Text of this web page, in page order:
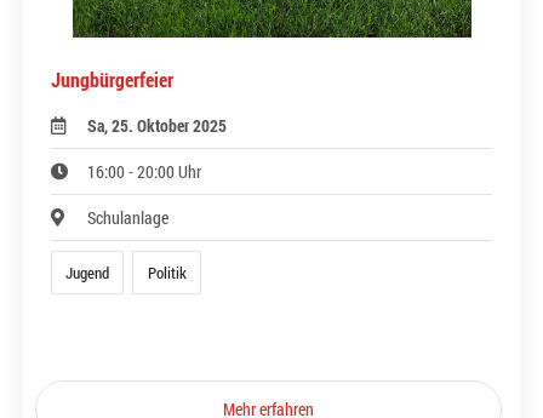
Jungbürgerfeier
Sa, 25. Oktober 2025
16:00 - 20:00 Uhr
Schulanlage
Jugend Politik
Mehr erfahren